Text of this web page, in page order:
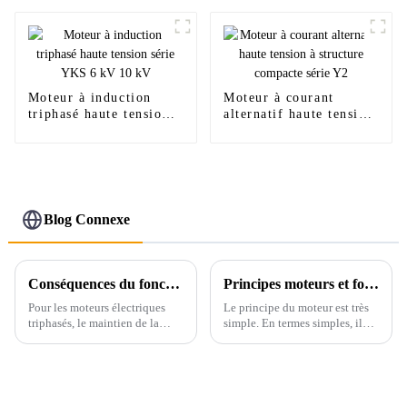
Moteur à induction
triphasé haute tension
Moteur à courant
alternatif haute tension
Blog Connexe
Conséquences du fonctionnement du moteur au-delà de la tension nominale
Pour les moteurs électriques
triphasés, le maintien de la
Principes moteurs et formules importantes
Le principe du moteur est très
simple. En termes simples, il